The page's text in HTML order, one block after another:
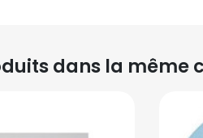
dans la même